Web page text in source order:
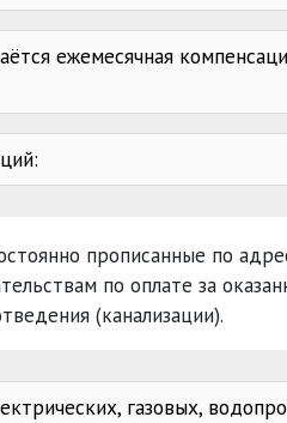
ежемесячная
прописанные по
по оплате за
(канализации).
газовых,